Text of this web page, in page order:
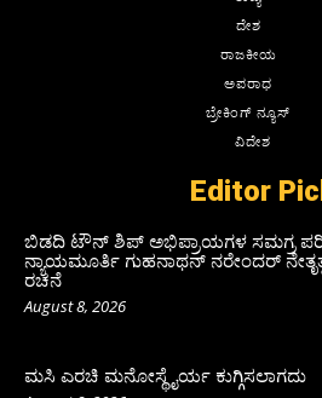
ದೇಶ
ರಾಜಕೀಯ
ಅಪರಾಧ
ಬ್ರೇಕಿಂಗ್ ನ್ಯೂಸ್
ವಿದೇಶ
Editor
ಬಿಡದಿ ಟೌನ್ ಶಿಪ್ ಅಭಿಪ್ರಾಯಗಳ ಸಮಗ್ರ
ನ್ಯಾಯಮೂರ್ತಿ ಗುಹನಾಥನ್ ನರೇಂದರ್
ರಚನೆ
August 8, 2026
ಮಸಿ ಎರಚಿ ಮನೋಸ್ಥೈರ್ಯ ಕುಗ್ಗಿಸಲಾಗದು